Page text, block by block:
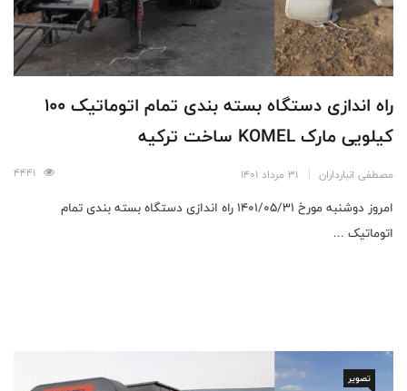
راه اندازی دستگاه بسته بندی تمام اتوماتیک 100
کیلویی مارک KOMEL ساخت ترکیه
مصطفی انبارداران 31 مرداد 1401
امروز دوشنبه مورخ 1401/05/31 راه اندازی دستگاه بسته بندی تمام
اتوماتیک ...
تصویر